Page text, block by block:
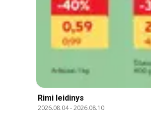
Rimi leidinys
2026.08.04-2026.08.10